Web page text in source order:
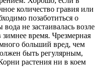
количество гравия или
позаботиться о
не застаивалась возле
время. Чрезмерная
больший вред, чем
быть регулярным,
растения ни в коем